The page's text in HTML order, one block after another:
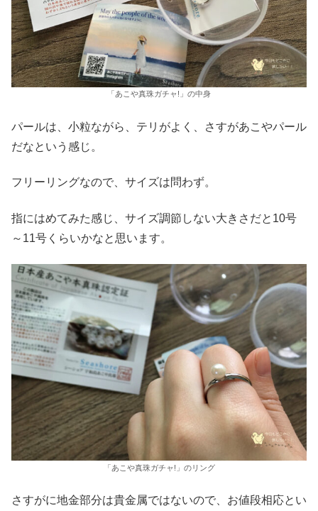
「あこや真珠ガチャ!」の中身
パールは、小粒ながら、テリがよく、さすがあこやパール
だなという感じ。
フリーリングなので、サイズは問わず。
指にはめてみた感じ、サイズ調節しない大きさだと10号
～11号くらいかなと思います。
「あこや真珠ガチャ!」のリング
さすがに地金部分は貴金属ではないので、お値段相応とい